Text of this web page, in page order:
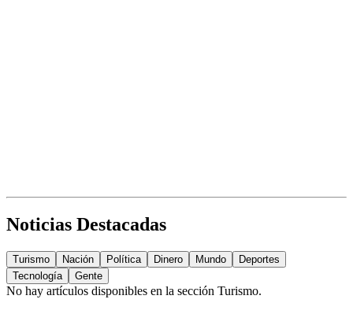
Noticias Destacadas
Turismo Nación Política Dinero Mundo
Deportes
Tecnología
Gente
No hay artículos disponibles en la sección Turismo.